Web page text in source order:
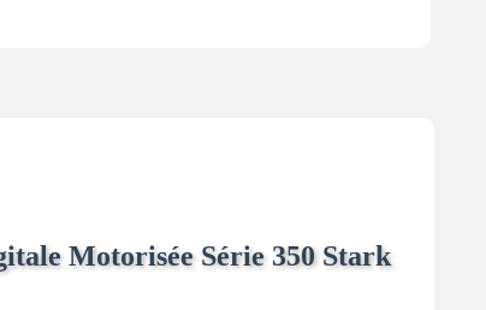
Motorisée Série 350 Stark